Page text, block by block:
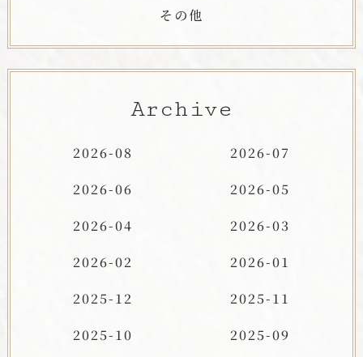
その他
Archive
2026-08
2026-07
2026-06
2026-05
2026-04
2026-03
2026-02
2026-01
2025-12
2025-11
2025-10
2025-09